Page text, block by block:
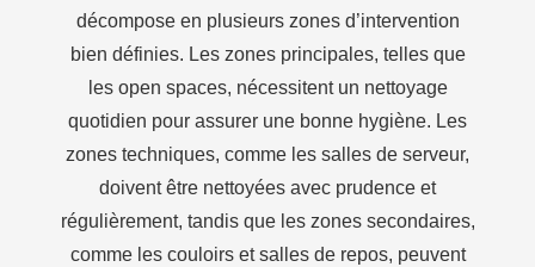
décompose en plusieurs zones d’intervention
bien définies. Les zones principales, telles que
les open spaces, nécessitent un nettoyage
quotidien pour assurer une bonne hygiène. Les
zones techniques, comme les salles de serveur,
doivent être nettoyées avec prudence et
régulièrement, tandis que les zones secondaires,
comme les couloirs et salles de repos, peuvent